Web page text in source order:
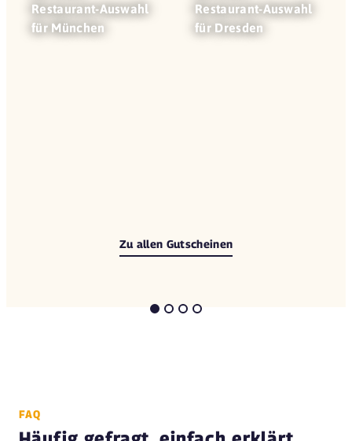
Restaurant-Auswahl
für München
Restaurant-Auswahl
für Dresden
Zu allen Gutscheinen
FAQ